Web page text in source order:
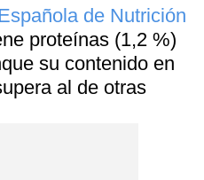
de Nutrición
proteínas (1,2 %)
su contenido en
al de otras